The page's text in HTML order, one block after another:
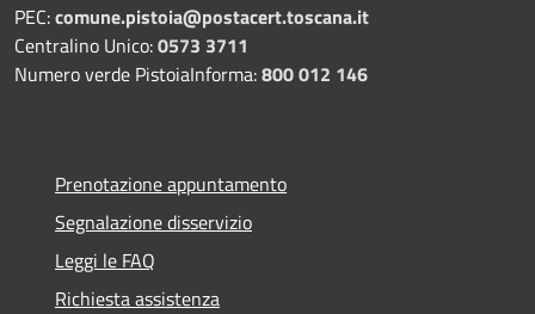
PEC:comune.pistoia@postacert.toscana.it
Centralino Unico:0573 3711
Numero verde PistoiaInforma:800 012 146
Prenotazione appuntamento
Segnalazione disservizio
Leggi le FAQ
Richiesta assistenza